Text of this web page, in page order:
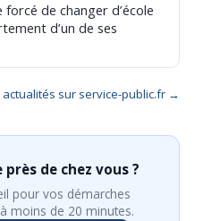
de changer d’école
d’un de ses
actualités sur service-public.fr →
de chez vous ?
pour vos démarches
moins de 20 minutes.